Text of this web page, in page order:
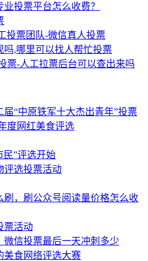
投票平台怎么收费？
投票团队-微信真人投票
吗,哪里可以找人帮忙投票
票-人工拉票后台可以查出来吗
“中原铁军十大杰出青年”投票
度网红美食评选
民”评选开始
评选投票活动
刷，刷公众号阅读量价格怎么收
票活动
微信投票最后一天冲刺多少
美食网络评选大赛